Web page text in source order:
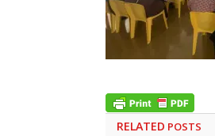
RELATED POSTS